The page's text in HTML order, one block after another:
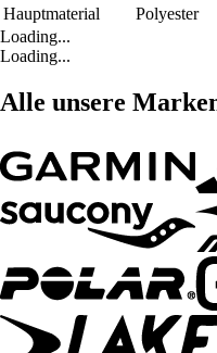
Hauptmaterial
Polyester
Loading...
Loading...
Alle unsere